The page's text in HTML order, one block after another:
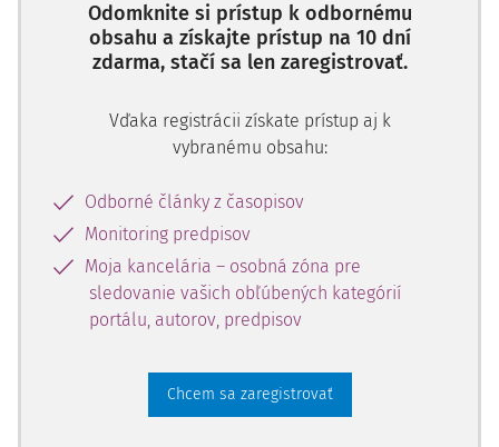
Odomknite si prístup k odbornému
obsahu a získajte prístup na 10 dní
zdarma, stačí sa len zaregistrovať.
Vďaka registrácii získate prístup aj k
vybranému obsahu:
Odborné články z časopisov
Monitoring predpisov
Moja kancelária – osobná zóna pre
sledovanie vašich obľúbených kategórií
portálu, autorov, predpisov
Chcem sa zaregistrovať